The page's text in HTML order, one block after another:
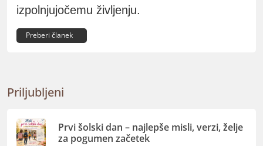
izpolnjujočemu življenju.
Preberi članek
Priljubljeni
Prvi šolski dan – najlepše misli, verzi, želje
za pogumen začetek